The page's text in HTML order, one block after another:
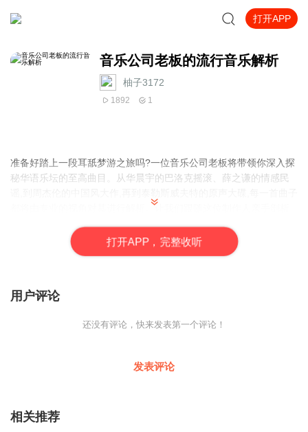
打开APP
音乐公司老板的流行音乐解析
柚子3172
1892 1
准备好踏上一段耳舐梦游之旅吗?一位音乐公司老板将带领你深入探
秘华语乐坛的至高曲目。从华晨宇的巴洛克摇滚、薛之谦的情感民
都将由专业的视角对其进行解析。让我们跟随这位制作人亲手剖析
众当红音乐人在舞台上的惊艳演绎,包括单依纯性感热舞、Gai演唱原
汁原味的经典名作等等,展现音乐的无限可能。音乐的海洋正向你诚
打开APP，完整收听
用户评论
还没有评论，快来发表第一个评论！
发表评论
相关推荐